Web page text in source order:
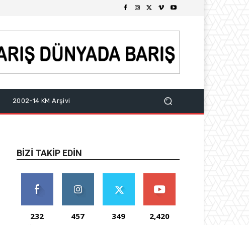
2002-14 KM Arşivi
BIZI TAKIP EDIN
232 457 349 2,420